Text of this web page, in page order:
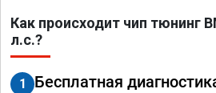
Как происходит чип тюнинг
л.с.?
1 Бесплатная